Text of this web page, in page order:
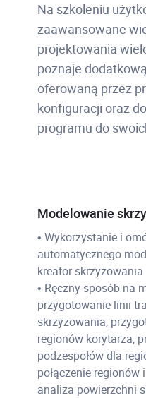
Na szkoleniu
zaawansowane
projektowania
poznaje
oferowaną przez
konfiguracji oraz
programu do
Modelowanie
• Wykorzystanie i
automatycznego
kreator skrzyżowania
• Ręczny sposób na
przygotowanie linii
skrzyżowania,
regionów korytarza,
podzespołów dla
połączenie
analiza powierzchni